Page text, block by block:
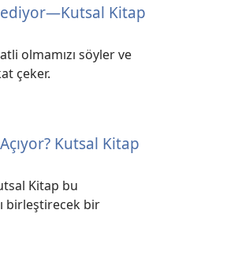
Kitap
olmamızı söyler ve
çeker.
Kutsal Kitap
Kitap bu
birleştirecek bir